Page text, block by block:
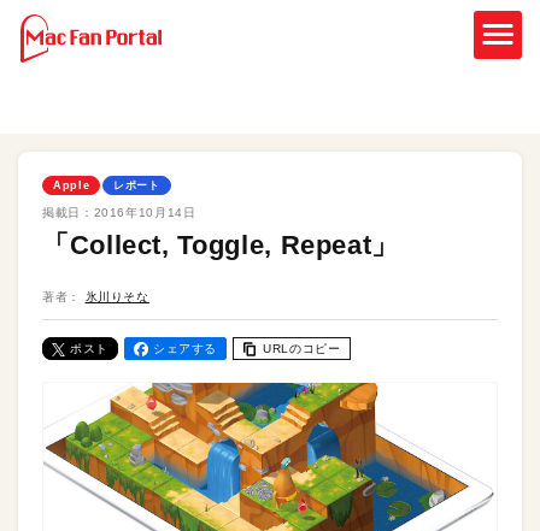
Apple レポート
掲載日： 2016年10月14日
「Collect, Toggle, Repeat」
著者： 氷川りそな
ポスト シェアする URLのコピー